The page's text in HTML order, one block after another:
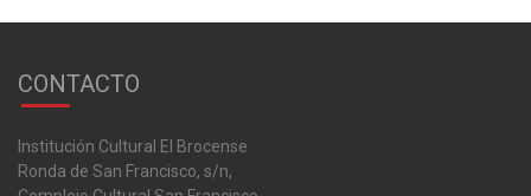
CONTACTO
Institución Cultural El Brocense
Ronda de San Francisco, s/n,